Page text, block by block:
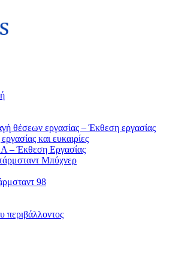
θέσεων εργασίας – Έκθεση εργασίας
και ευκαιρίες
– Έκθεση Εργασίας
Μπύχνερ
98
περιβάλλοντος